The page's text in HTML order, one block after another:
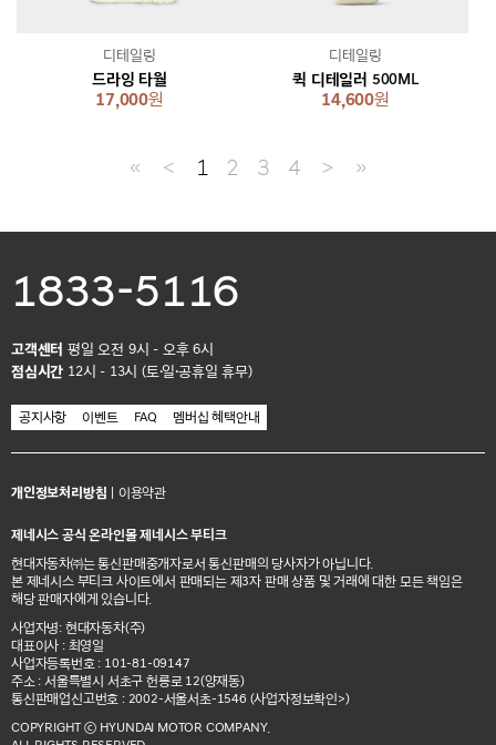
드라잉 타월
17,000원
디테일링
퀵 디테일러 500ML
14,600원
디테일링
≪ ＜ 1 2 3 4 ＞ ≫
1833-5116
고객센터 평일 오전 9시 - 오후 6시
점심시간 12시 - 13시 (토·일·공휴일 휴무)
공지사항 이벤트 FAQ 멤버십 혜택안내
개인정보처리방침 이용약관
제네시스 공식 온라인몰 제네시스 부티크
현대자동차㈜는 통신판매중개자로서 통신판매의 당사자가 아닙니다.
본 제네시스 부티크 사이트에서 판매되는 제3자 판매 상품 및 거래에 대한 모든 책임은
해당 판매자에게 있습니다.
사업자명: 현대자동차(주)
대표이사 : 최영일
사업자등록번호 : 101-81-09147
주소 : 서울특별시 서초구 헌릉로 12(양재동)
통신판매업신고번호 : 2002-서울서초-1546 (사업자정보확인>)
COPYRIGHT ⓒ HYUNDAI MOTOR COMPANY.